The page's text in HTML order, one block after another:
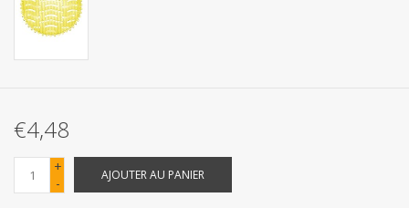
Fournitures de bureau
Produits Covid-19
Confiserie Saint-Nicolas
€4,48
+
-
AJOUTER AU PANIER